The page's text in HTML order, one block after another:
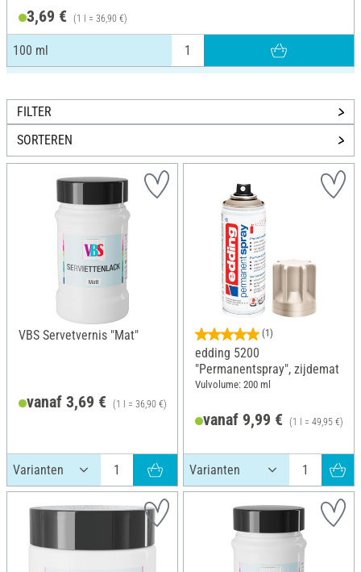
3,69 € (1 l = 36,90 €)
100 ml
FILTER
SORTEREN
VBS Servetvernis "Mat"
vanaf 3,69 € (1 l = 36,90 €)
(1)
edding 5200
"Permanentspray", zijdemat
Vulvolume: 200 ml
vanaf 9,99 € (1 l = 49,95 €)